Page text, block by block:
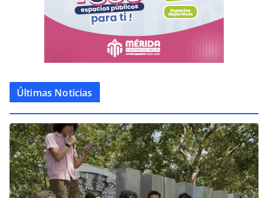
Últimas Noticias